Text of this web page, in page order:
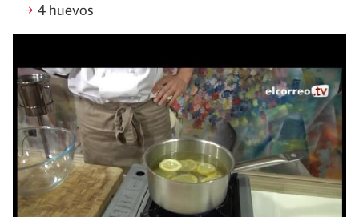
4 huevos